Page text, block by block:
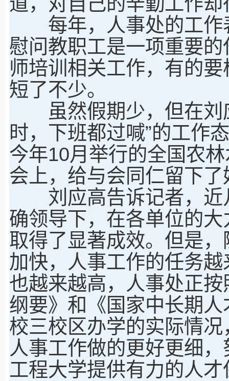
每年，人事处的工作
慰问教职工是一项重要
师培训相关工作，有的
短了不少。
虽然假期少，但在刘
时，下班都过喊”的工作
今年10月举行的全国农
会上，给与会同仁留下了
刘应高告诉记者，近
确领导下，在各单位的
取得了显著成效。但是
加快，人事工作的任务
也越来越高，人事处正
纲要》和《国家中长期
校三校区办学的实际情
人事工作做的更好更细
工程大学提供有力的人才